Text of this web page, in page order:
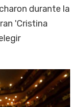
durante la
'Cristina